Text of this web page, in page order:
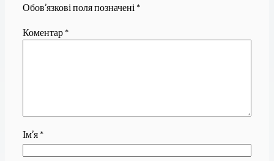
Обов’язкові поля позначені *
Коментар *
Ім’я *